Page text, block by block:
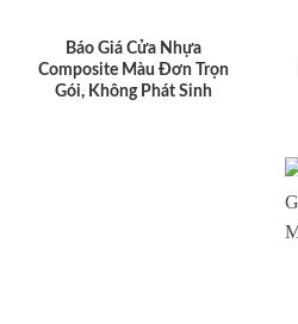
Báo Giá Cửa Nhựa
Composite Màu Đơn Trọn
Gói, Không Phát Sinh